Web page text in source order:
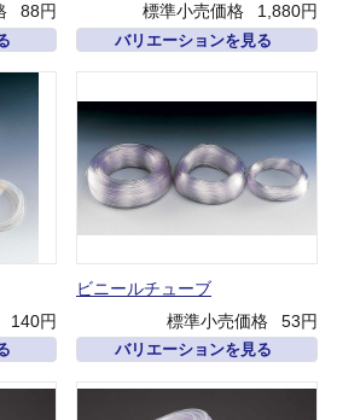
88円
標準小売価格
1,880円
バリエーションを見る
140円
ビニールチューブ
標準小売価格
53円
バリエーションを見る